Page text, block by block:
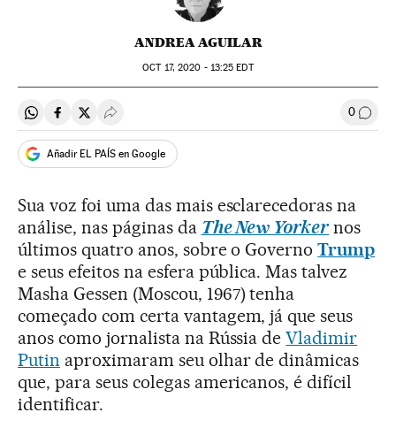
ANDREA AGUILAR
OCT17, 2020 - 13:25 EDT
Compartir en Whatsapp
Compartir en Facebook
Compartir en Twitter
Desplegar Redes Sociales 0
Añadir EL PAÍS en Google
Sua voz foi uma das mais esclarecedoras na
análise, nas páginas da The New Yorker nos
últimos quatro anos, sobre o GovernoTrump
e seus efeitos na esfera pública. Mas talvez
Masha Gessen (Moscou, 1967) tenha
começado com certa vantagem, já que seus
anos como jornalista na Rússia deVladimir
Putin aproximaram seu olhar de dinâmicas
que, para seus colegas americanos, é difícil
identificar.